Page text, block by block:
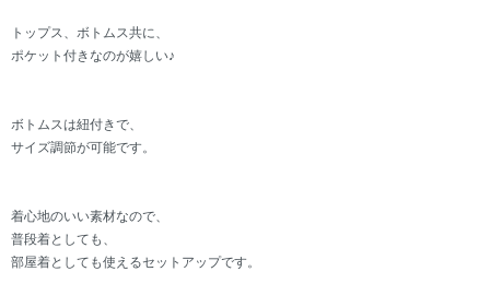
トップス、ボトムス共に、
ポケット付きなのが嬉しい♪
ボトムスは紐付きで、
サイズ調節が可能です。
着心地のいい素材なので、
普段着としても、
部屋着としても使えるセットアップです。